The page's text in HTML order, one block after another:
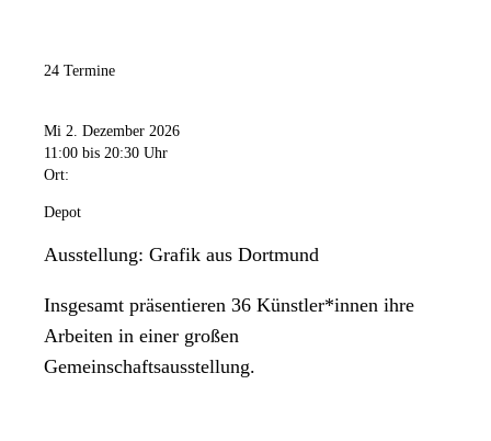
24 Termine
Mi 2. Dezember 2026
11:00 bis 20:30 Uhr
Ort:
Depot
Ausstellung: Grafik aus Dortmund
Insgesamt präsentieren 36 Künstler*innen ihre
Arbeiten in einer großen
Gemeinschaftsausstellung.